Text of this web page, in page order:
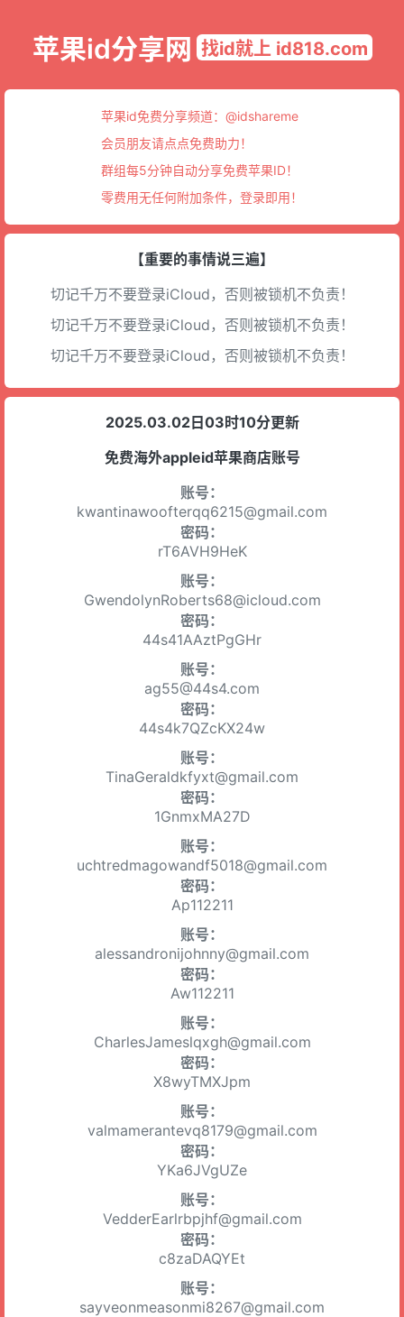
苹果id分享网 找id就上 id818.com
苹果id免费分享频道： @idshareme
会员朋友请点点免费助力！
群组每5分钟自动分享免费苹果ID！
零费用无任何附加条件，登录即用！
【重要的事情说三遍】
切记千万不要登录iCloud，否则被锁机不负责！
切记千万不要登录iCloud，否则被锁机不负责！
切记千万不要登录iCloud，否则被锁机不负责！
2025.03.02日03时10分更新
免费海外appleid苹果商店账号
账号：
kwantinawoofterqq6215@gmail.com
密码：
rT6AVH9HeK
账号：
GwendolynRoberts68@icloud.com
密码：
44s41AAztPgGHr
账号：
ag55@44s4.com
密码：
44s4k7QZcKX24w
账号：
TinaGeraldkfyxt@gmail.com
密码：
1GnmxMA27D
账号：
uchtredmagowandf5018@gmail.com
密码：
Ap112211
账号：
alessandronijohnny@gmail.com
密码：
Aw112211
账号：
CharlesJameslqxgh@gmail.com
密码：
X8wyTMXJpm
账号：
valmamerantevq8179@gmail.com
密码：
YKa6JVgUZe
账号：
VedderEarlrbpjhf@gmail.com
密码：
c8zaDAQYEt
账号：
sayveonmeasonmi8267@gmail.com